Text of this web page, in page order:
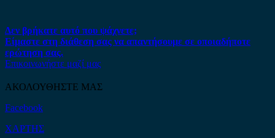
Δεν βρήκατε αυτό που ψάχνετε;
Είμαστε στη διάθεση σας να απαντήσουμε σε οποιαδήποτε
ερώτηση σας.
Επικοινωνήστε μαζί μας
ΑΚΟΛΟΥΘΗΣΤΕ ΜΑΣ
Facebook
ΧΑΡΤΗΣ